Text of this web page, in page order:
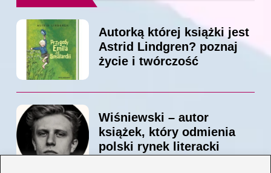
Autorką której książki jest
Astrid Lindgren? poznaj
życie i twórczość
Wiśniewski – autor
książek, który odmienia
polski rynek literacki